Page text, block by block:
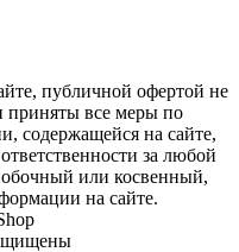
публичной офертой не
приняты все меры по
содержащейся на сайте,
за любой
или косвенный,
на сайте.